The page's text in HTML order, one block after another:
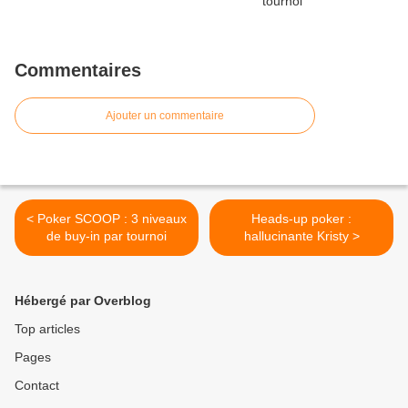
Commentaires
Ajouter un commentaire
< Poker SCOOP : 3 niveaux
de buy-in par tournoi
Heads-up poker :
hallucinante Kristy >
Hébergé par Overblog
Top articles
Pages
Contact